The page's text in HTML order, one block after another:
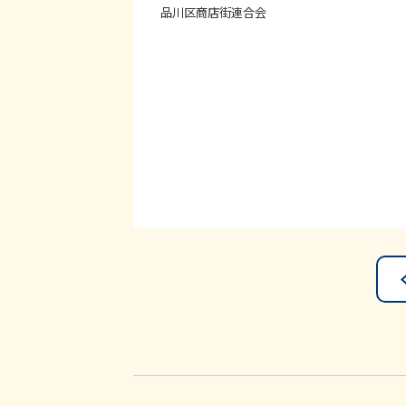
品川区商店街連合会